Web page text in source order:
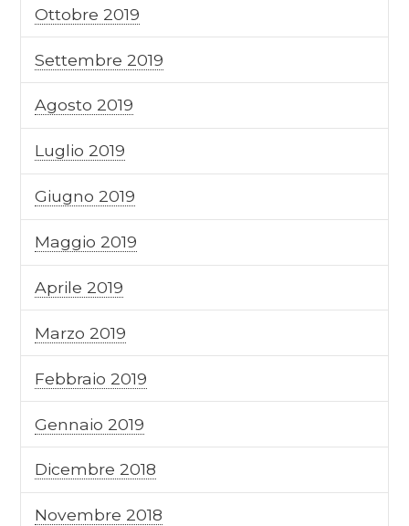
Ottobre 2019
Settembre 2019
Agosto 2019
Luglio 2019
Giugno 2019
Maggio 2019
Aprile 2019
Marzo 2019
Febbraio 2019
Gennaio 2019
Dicembre 2018
Novembre 2018